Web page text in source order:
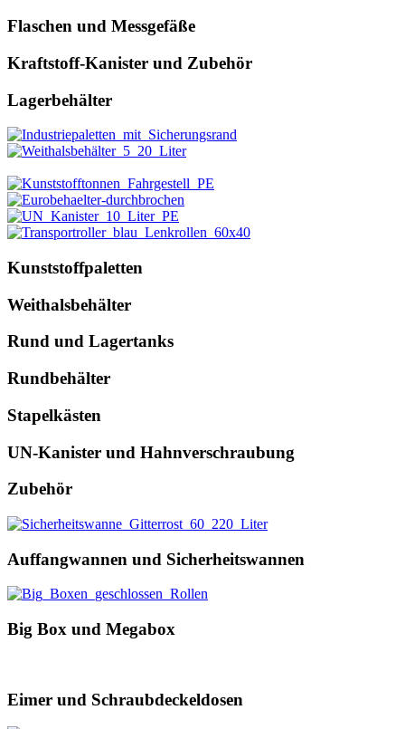
Flaschen und Messgefäße
Kraftstoff-Kanister und Zubehör
Lagerbehälter
Kunststoffpaletten
Weithalsbehälter
Rund und Lagertanks
Rundbehälter
Stapelkästen
UN-Kanister und Hahnverschraubung
Zubehör
Auffangwannen und Sicherheitswannen
Big Box und Megabox
Eimer und Schraubdeckeldosen